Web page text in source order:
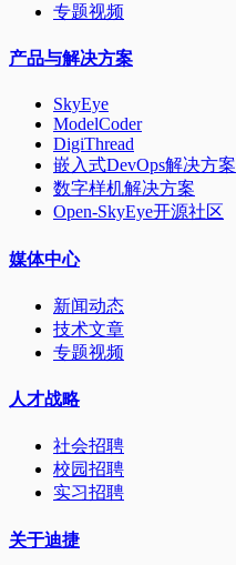
专题视频
产品与解决方案
SkyEye
ModelCoder
DigiThread
嵌入式DevOps解决方案
数字样机解决方案
Open-SkyEye开源社区
媒体中心
新闻动态
技术文章
专题视频
人才战略
社会招聘
校园招聘
实习招聘
关于迪捷